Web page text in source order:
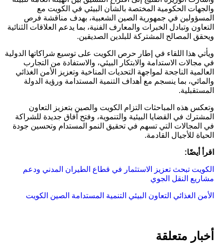
والجهات الحكومية المختصة بالشأن البيئي في الكويت مع
المسؤولين في جمهورية الصين الشعبية، بهدف مناقشة فرص
التعاون وتبادل الخبرات والمعارف الفنية، بما يدعم العلاقات الثنائية
ويحقق المصالح المشتركة للبلدين الصديقين.
ويأتي هذا اللقاء في إطار حرص الكويت على توسيع شراكاتها الدولية
في مجالات الاستدامة والابتكار البيئي، والاستفادة من التجارب
العالمية الناجحة لمواجهة التحديات المناخية وتعزيز الأمن الغذائي
والمائي، بما ينسجم مع أهداف التنمية المستدامة ورؤية الدولة
المستقبلية.
وتعكس هذه المباحثات التزام الكويت والصين بتعزيز التعاون
المشترك في القضايا البيئية والتنموية، وفتح آفاق جديدة للشراكة
في المجالات التي تسهم في تحقيق النمو المستدام وتحسين جودة
الحياة للأجيال القادمة.
اقرأ أيضًا:
الكويت تبحث تعزيز الاستثمار في قطاع الطيران المدني ودعم
مشاريع النقل الجوي
الأمن الغذائي التعاون البيئي التنمية المستدامة الصين الكويت
أخبار متعلقة